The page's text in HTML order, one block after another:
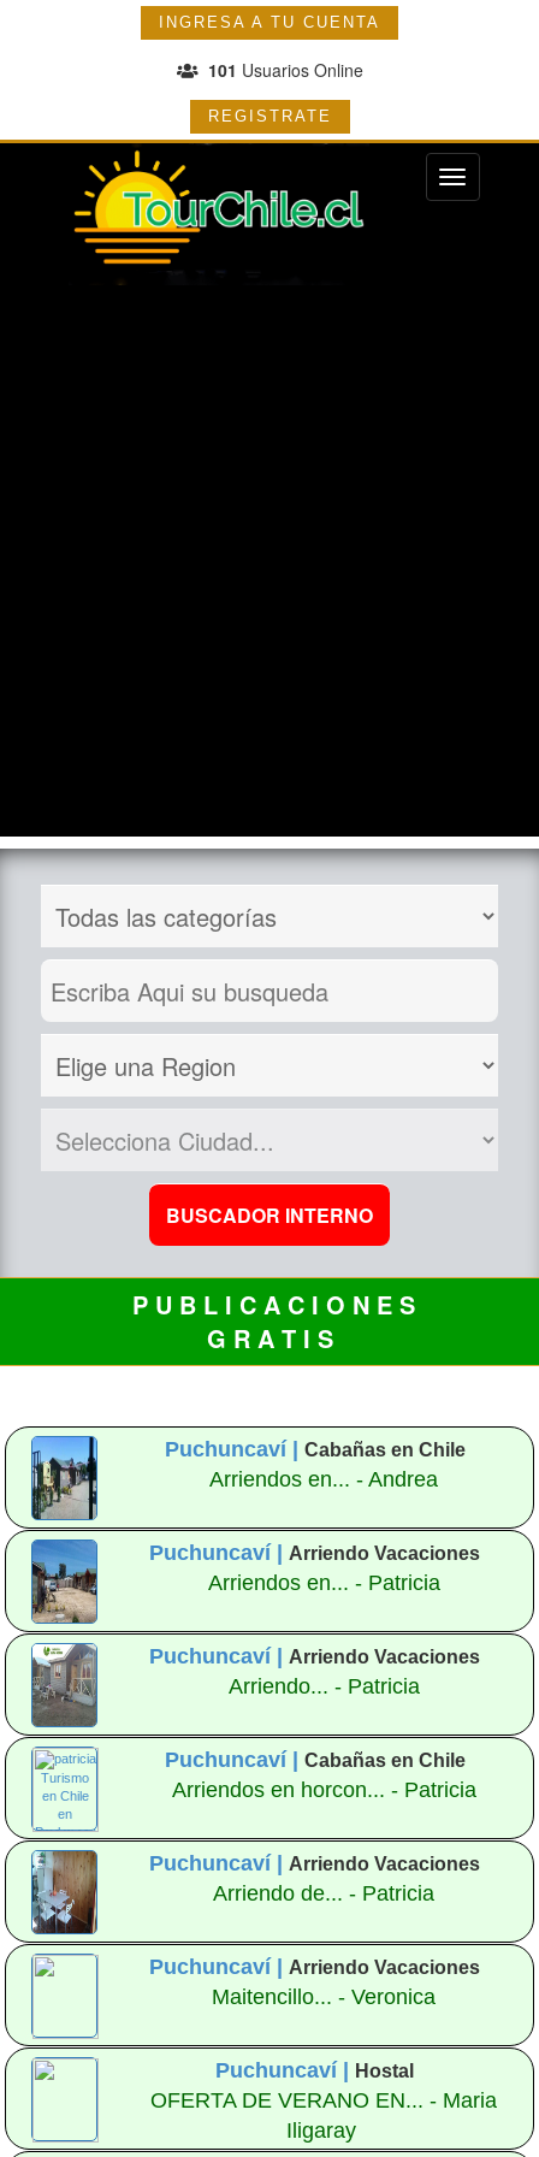
INGRESA A TU CUENTA
101 Usuarios Online
REGISTRATE
Menu
P U B L I C A C I O N E S
G R A T I S
Puchuncaví | Cabañas en Chile
Arriendos en... - Andrea
Puchuncaví |Arriendo Vacaciones
Arriendos en... - Patricia
Puchuncaví |Arriendo Vacaciones
Arriendo... - Patricia
Puchuncaví | Cabañas en Chile
Arriendos en horcon... - Patricia
Puchuncaví |Arriendo Vacaciones
Arriendo de... - Patricia
Puchuncaví |Arriendo Vacaciones
Maitencillo... - Veronica
Puchuncaví | Hostal
OFERTA DE VERANO EN... - Maria
Iligaray